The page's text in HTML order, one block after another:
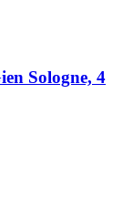
Sologne, 4